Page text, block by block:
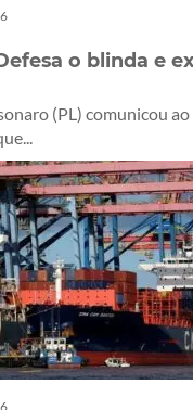
o blinda e
(PL) comunicou